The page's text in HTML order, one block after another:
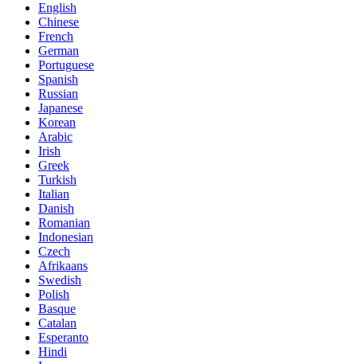
English
Chinese
French
German
Portuguese
Spanish
Russian
Japanese
Korean
Arabic
Irish
Greek
Turkish
Italian
Danish
Romanian
Indonesian
Czech
Afrikaans
Swedish
Polish
Basque
Catalan
Esperanto
Hindi